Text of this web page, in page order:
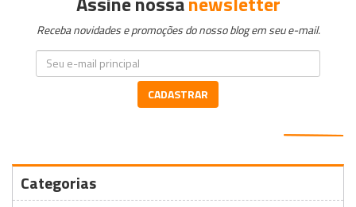
Receba novidades e promoções do nosso blog em seu e-mail.
CADASTRAR
Categorias